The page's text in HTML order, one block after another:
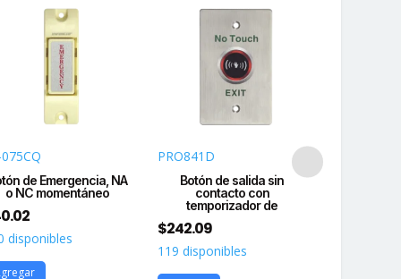
de Emergencia, NA
o NC momentáneo
disponibles
PRO841D
Botón de salida sin
contacto con
temporizador de
$242.09
119 disponibles